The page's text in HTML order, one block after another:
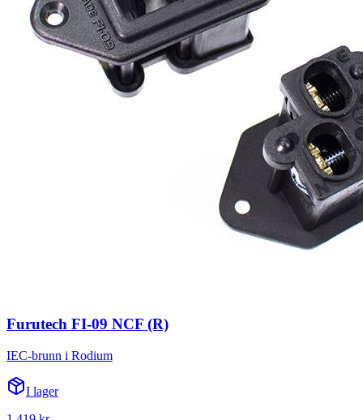
Furutech FI-09 NCF (R)
IEC-brunn i Rodium
I lager